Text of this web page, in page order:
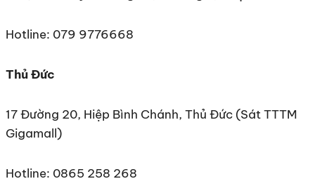
Hotline: 079 9776668
Thủ Đức
17 Đường 20, Hiệp Bình Chánh, Thủ Đức (Sát TTTM
Gigamall)
Hotline: 0865 258 268